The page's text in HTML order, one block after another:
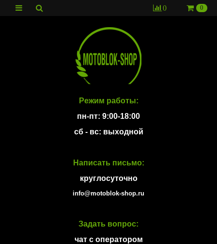
0 0
Режим работы:
пн-пт: 9:00-18:00
сб - вс: выходной
Написать письмо:
круглосуточно
info@motoblok-shop.ru
Задать вопрос:
чат с оператором